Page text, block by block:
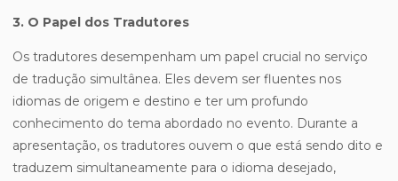
3. O Papel dos Tradutores
Os tradutores desempenham um papel crucial no serviço
de tradução simultânea. Eles devem ser fluentes nos
idiomas de origem e destino e ter um profundo
conhecimento do tema abordado no evento. Durante a
apresentação, os tradutores ouvem o que está sendo dito e
traduzem simultaneamente para o idioma desejado,